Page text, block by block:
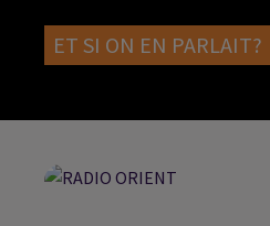
ET SI ON EN PARLAIT?